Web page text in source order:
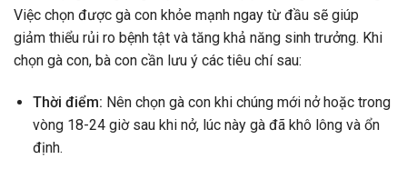
Việc chọn được gà con khỏe mạnh ngay từ đầu sẽ giúp
giảm thiểu rủi ro bệnh tật và tăng khả năng sinh trưởng. Khi
chọn gà con, bà con cần lưu ý các tiêu chí sau:
Thời điểm: Nên chọn gà con khi chúng mới nở hoặc trong
vòng 18-24 giờ sau khi nở, lúc này gà đã khô lông và ổn
định.